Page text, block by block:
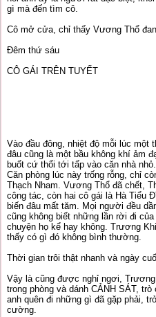
gì mà đến tìm cô.
Cô mở cửa, chỉ thấy Vương Thổ
Đêm thứ sáu
CÔ GÁI TRÊN TUYẾT
Vào đầu đông, nhiệt độ mỗi lúc một
đâu cũng là một bầu không khí ảm
buốt cứ thổi tới tấp vào căn nhà nhỏ.
Căn phòng lúc này trống rỗng, chỉ
Thạch Nham. Vương Thổ đã chết,
công tác, còn hai cô gái là Hà Tiểu
biến đâu mất tăm. Mọi người đều
cũng không biết những lần rời đi
chuyện họ kể hay không. Trương
thấy có gì đó không bình thường.
Thời gian trôi thật nhanh và ngày
Vậy là cũng được nghỉ ngơi,
trong phòng và dánh CẢNH SÁT,
anh quên đi những gì đã gặp phải,
cường.